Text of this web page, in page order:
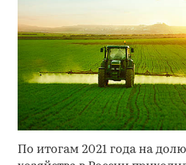
По итогам 2021 года на долю